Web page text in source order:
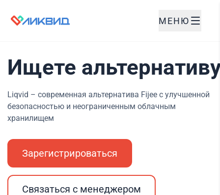
МЕНЮ
Ищете
Liqvid – современная альтернатива Fijee с улучшенной
безопасностью и неограниченным облачным
хранилищем
Зарегистрироваться
Связаться с менеджером